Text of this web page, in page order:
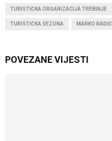
TURISTIČKA ORGANIZACIJA TREBINJE
TURISTIČKA SEZONA MARKO RADIĆ
POVEZANE VIJESTI